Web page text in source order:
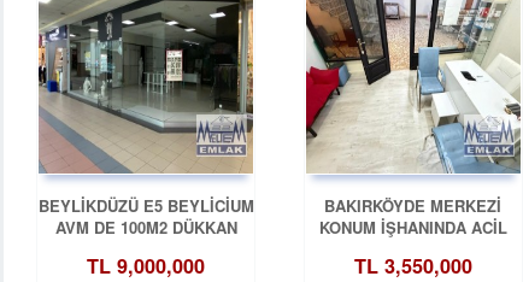
BAKIRKÖYDE MERKEZİ
KONUM İŞHANINDA ACİL
TL3,550,000
BEYLİKDÜZÜ E5 BEYLİCİUM
AVM DE 100M2 DÜKKAN
TL 9,000,000